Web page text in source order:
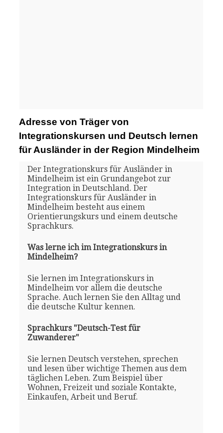
Adresse von Träger von
Integrationskursen und Deutsch lernen
für Ausländer in der Region Mindelheim
Der Integrationskurs für Ausländer in
Mindelheim ist ein Grundangebot zur
Integration in Deutschland. Der
Integrationskurs für Ausländer in
Mindelheim besteht aus einem
Orientierungskurs und einem deutsche
Sprachkurs.
Was lerne ich im Integrationskurs in
Mindelheim?
Sie lernen im Integrationskurs in
Mindelheim vor allem die deutsche
Sprache. Auch lernen Sie den Alltag und
die deutsche Kultur kennen.
Sprachkurs "Deutsch-Test für
Zuwanderer"
Sie lernen Deutsch verstehen, sprechen
und lesen über wichtige Themen aus dem
täglichen Leben. Zum Beispiel über
Wohnen, Freizeit und soziale Kontakte,
Einkaufen, Arbeit und Beruf.